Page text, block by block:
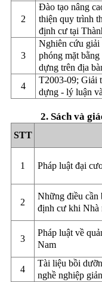
2
Đào tạo nâng
thiện quy trình
định cư tại
3
Nghiên cứu giải
phóng mặt
dựng trên địa
4
T2003-09; Giải
dựng - lý luận
2. Sách và
STT
1 Pháp luật đại
2
Những điều cần
định cư khi Nhà
3
Pháp luật về
Nam
4
Tài liệu bồi
nghề nghiệp